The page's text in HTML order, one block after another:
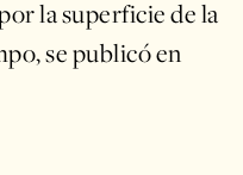
la superficie de la
se publicó en